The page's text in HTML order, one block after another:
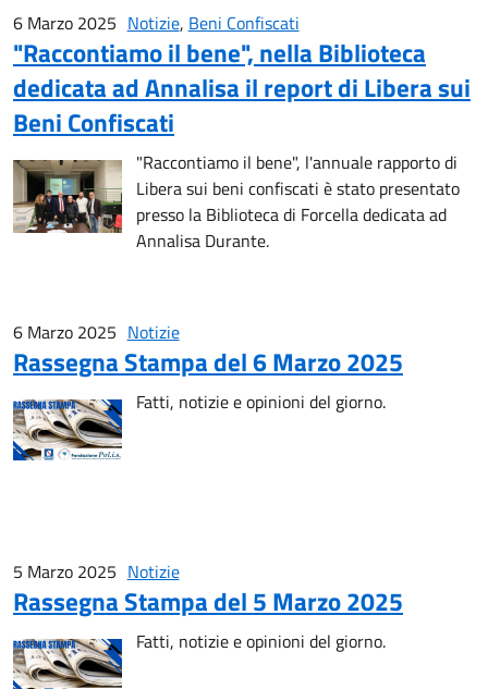
6 Marzo 2025 Notizie, Beni Confiscati
"Raccontiamo il bene", nella Biblioteca
dedicata ad Annalisa il report di Libera sui
Beni Confiscati
"Raccontiamo il bene", l'annuale rapporto di
Libera sui beni confiscati è stato presentato
presso la Biblioteca di Forcella dedicata ad
Annalisa Durante.
6 Marzo 2025 Notizie
Rassegna Stampa del 6 Marzo 2025
Fatti, notizie e opinioni del giorno.
5 Marzo 2025 Notizie
Rassegna Stampa del 5 Marzo 2025
Fatti, notizie e opinioni del giorno.